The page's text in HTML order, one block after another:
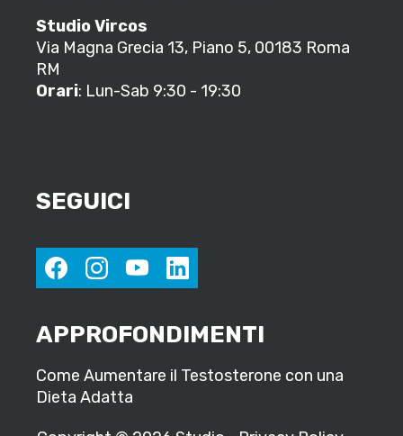
Studio Vircos
Via Magna Grecia 13, Piano 5, 00183 Roma
RM
Orari: Lun-Sab 9:30 - 19:30
SEGUICI
facebookinstagramyoutubelinkedin
APPROFONDIMENTI
Come Aumentare il Testosterone con una
Dieta Adatta